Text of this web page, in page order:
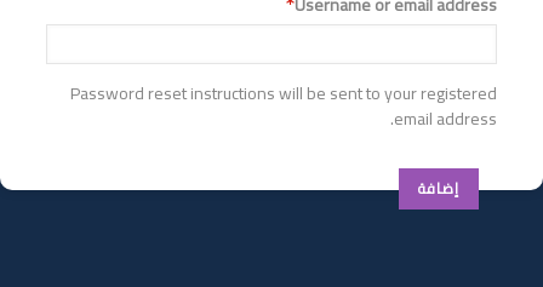
Password reset instructions will be sent to your registered
email address.